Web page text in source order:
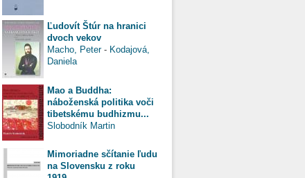
Ľudovít Štúr na hranici
dvoch vekov
Macho, Peter- Kodajová,
Daniela
Mao a Buddha:
náboženská politika voči
tibetskému budhizmu...
Slobodník Martin
Mimoriadne sčítanie ľudu
na Slovensku z roku